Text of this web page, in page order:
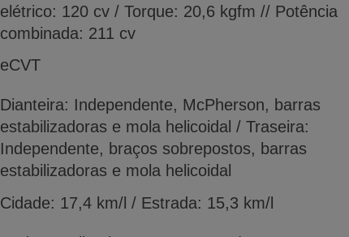
elétrico: 120 cv / Torque: 20,6 kgfm // Potência
combinada: 211 cv
eCVT
Dianteira: Independente, McPherson, barras
estabilizadoras e mola helicoidal / Traseira:
Independente, braços sobrepostos, barras
estabilizadoras e mola helicoidal
Cidade: 17,4 km/l / Estrada: 15,3 km/l